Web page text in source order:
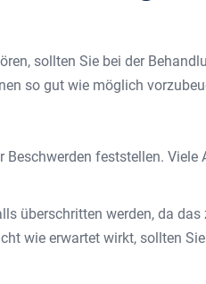
sollten Sie bei der
so gut wie möglich
feststellen. Viele
überschritten werden, da das
wie erwartet wirkt, sollten